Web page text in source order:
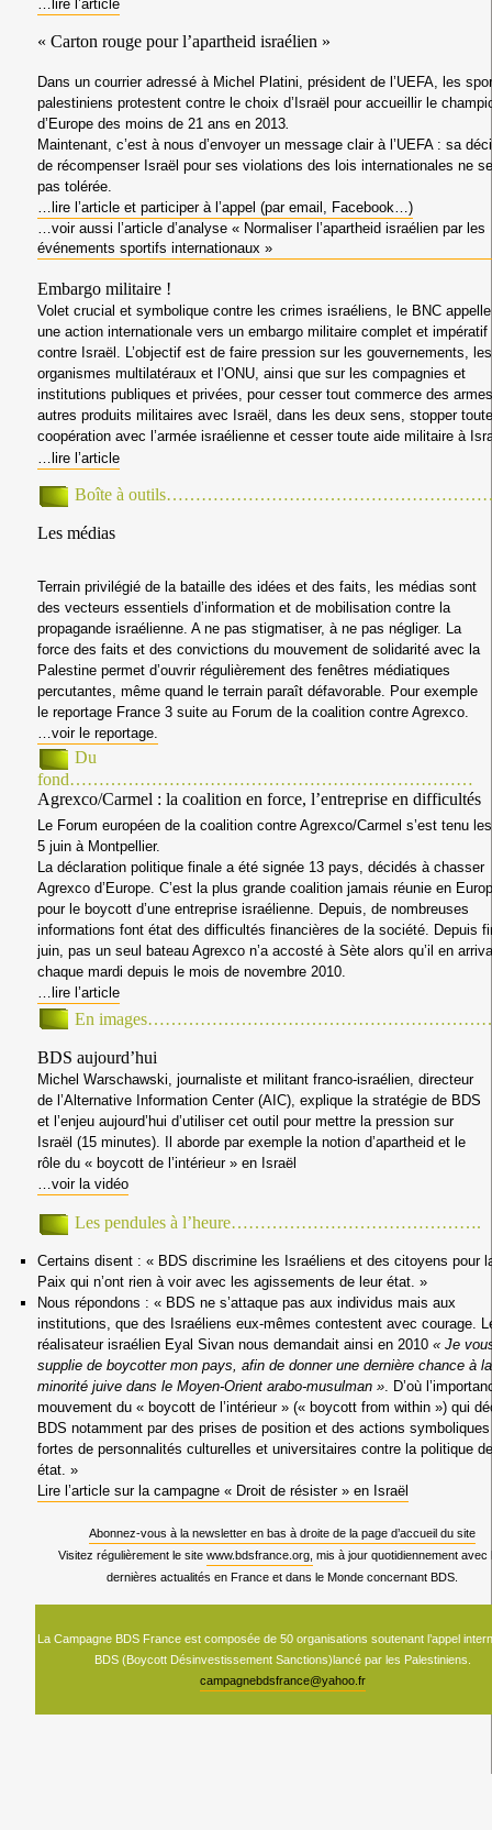
…lire l’article
« Carton rouge pour l’apartheid israélien »
Dans un courrier adressé à Michel Platini, président de l’UEFA, les
palestiniens protestent contre le choix d’Israël pour accueillir le
d’Europe des moins de 21 ans en 2013.
Maintenant, c’est à nous d’envoyer un message clair à l’UEFA : sa
de récompenser Israël pour ses violations des lois internationales ne
pas tolérée.
…lire l’article et participer à l’appel (par email, Facebook…)
…voir aussi l’article d’analyse « Normaliser l’apartheid israélien par les
événements sportifs internationaux »
Embargo militaire !
Volet crucial et symbolique contre les crimes israéliens, le BNC
une action internationale vers un embargo militaire complet et impératif
contre Israël. L’objectif est de faire pression sur les gouvernements, les
organismes multilatéraux et l’ONU, ainsi que sur les compagnies et
institutions publiques et privées, pour cesser tout commerce des
autres produits militaires avec Israël, dans les deux sens, stopper toute
coopération avec l’armée israélienne et cesser toute aide militaire à
…lire l’article
Boîte à
Les médias
Terrain privilégié de la bataille des idées et des faits, les médias sont
des vecteurs essentiels d’information et de mobilisation contre la
propagande israélienne. A ne pas stigmatiser, à ne pas négliger. La
force des faits et des convictions du mouvement de solidarité avec la
Palestine permet d’ouvrir régulièrement des fenêtres médiatiques
percutantes, même quand le terrain paraît défavorable. Pour exemple
le reportage France 3 suite au Forum de la coalition contre Agrexco.
…voir le reportage.
Du
fond……………………………………………………………
Agrexco/Carmel : la coalition en force, l’entreprise en difficultés
Le Forum européen de la coalition contre Agrexco/Carmel s’est tenu
5 juin à Montpellier.
La déclaration politique finale a été signée 13 pays, décidés à chasser
Agrexco d’Europe. C’est la plus grande coalition jamais réunie en
pour le boycott d’une entreprise israélienne. Depuis, de nombreuses
informations font état des difficultés financières de la société. Depuis
juin, pas un seul bateau Agrexco n’a accosté à Sète alors qu’il en
chaque mardi depuis le mois de novembre 2010.
…lire l’article
En
BDS aujourd’hui
Michel Warschawski, journaliste et militant franco-israélien, directeur
de l’Alternative Information Center (AIC), explique la stratégie de BDS
et l’enjeu aujourd’hui d’utiliser cet outil pour mettre la pression sur
Israël (15 minutes). Il aborde par exemple la notion d’apartheid et le
rôle du « boycott de l’intérieur » en Israël
…voir la vidéo
Les pendules à l’heure…………………………………….
Certains disent : « BDS discrimine les Israéliens et des citoyens pour
Paix qui n’ont rien à voir avec les agissements de leur état. »
Nous répondons : « BDS ne s’attaque pas aux individus mais aux
institutions, que des Israéliens eux-mêmes contestent avec courage.
réalisateur israélien Eyal Sivan nous demandait ainsi en 2010 « Je
supplie de boycotter mon pays, afin de donner une dernière chance à la
minorité juive dans le Moyen-Orient arabo-musulman ». D’où
mouvement du « boycott de l’intérieur » (« boycott from within ») qui
BDS notamment par des prises de position et des actions symboliques
fortes de personnalités culturelles et universitaires contre la politique
état. »
Lire l’article sur la campagne « Droit de résister » en Israël
Abonnez-vous à la newsletter en bas à droite de la page d’accueil du site
Visitez régulièrement le site www.bdsfrance.org, mis à jour quotidiennement avec
dernières actualités en France et dans le Monde concernant BDS.
La Campagne BDS France est composée de 50 organisations soutenant l’appel
BDS (Boycott Désinvestissement Sanctions)lancé par les Palestiniens.
campagnebdsfrance@yahoo.fr